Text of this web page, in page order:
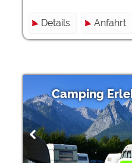
Details Anfahrt
Camping